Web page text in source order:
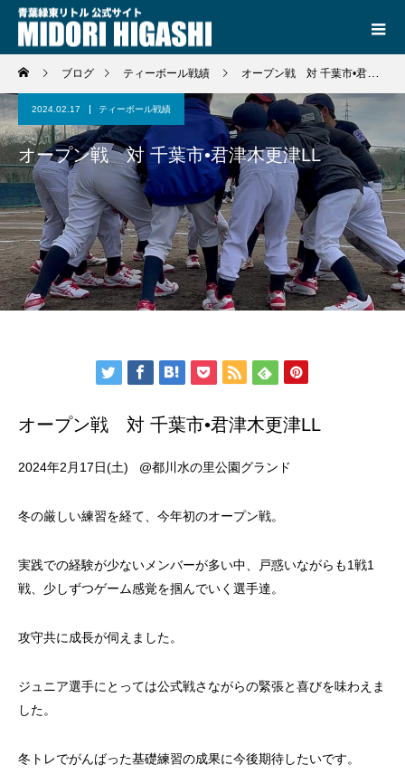
ブログ ティーボール戦績 オープン戦 対 千葉市•君津木更津LL
2024.02.17 ティーボール戦績
オープン戦 対 千葉市•君津木更津LL
オープン戦 対 千葉市•君津木更津LL
2024年2月17日(土) @都川水の里公園グランド
冬の厳しい練習を経て、今年初のオープン戦。
実践での経験が少ないメンバーが多い中、戸惑いながらも1戦1
戦、少しずつゲーム感覚を掴んでいく選手達。
攻守共に成長が伺えました。
ジュニア選手にとっては公式戦さながらの緊張と喜びを味わえま
した。
冬トレでがんばった基礎練習の成果に今後期待したいです。